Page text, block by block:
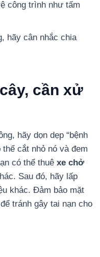
công trình như tấm
hãy cân nhắc chia
cần xử
hãy dọn dẹp “bệnh
thể cắt nhỏ nó và đem
có thể thuê xe chở
Sau đó, hãy lấp
khác. Đảm bảo mặt
tránh gây tai nạn cho